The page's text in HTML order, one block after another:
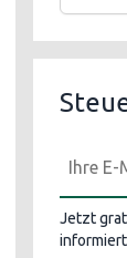
Jetzt